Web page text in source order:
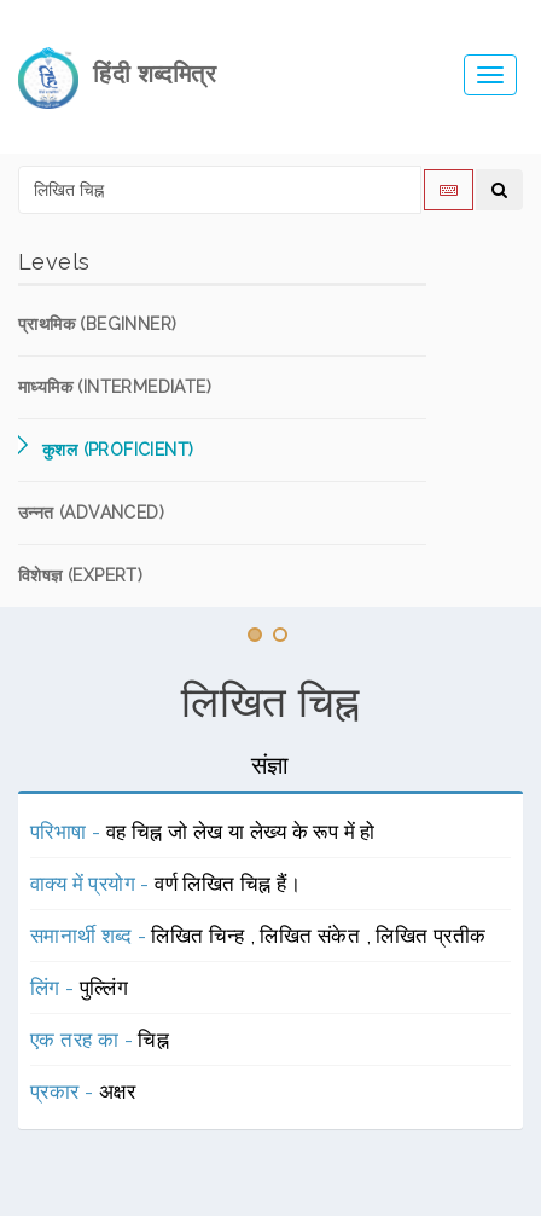
हिंदी शब्दमित्र
Levels
प्राथमिक (BEGINNER)
माध्यमिक (INTERMEDIATE)
कुशल (PROFICIENT)
उन्नत (ADVANCED)
विशेषज्ञ (EXPERT)
लिखित चिह्न
संज्ञा
परिभाषा -वह चिह्न जो लेख या लेख्य के रूप में हो
वाक्य में प्रयोग -वर्ण लिखित चिह्न हैं।
समानार्थी शब्द -लिखित चिन्ह ,लिखित संकेत ,लिखित प्रतीक
लिंग -पुल्लिंग
एक तरह का -चिह्न
प्रकार - अक्षर